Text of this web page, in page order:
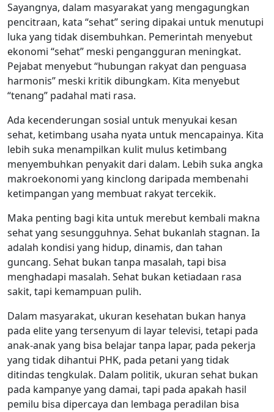
Sayangnya, dalam masyarakat yang mengagungkan
pencitraan, kata “sehat” sering dipakai untuk menutupi
luka yang tidak disembuhkan. Pemerintah menyebut
ekonomi “sehat” meski pengangguran meningkat.
Pejabat menyebut “hubungan rakyat dan penguasa
harmonis” meski kritik dibungkam. Kita menyebut
“tenang” padahal mati rasa.
Ada kecenderungan sosial untuk menyukai kesan
sehat, ketimbang usaha nyata untuk mencapainya. Kita
lebih suka menampilkan kulit mulus ketimbang
menyembuhkan penyakit dari dalam. Lebih suka angka
makroekonomi yang kinclong daripada membenahi
ketimpangan yang membuat rakyat tercekik.
Maka penting bagi kita untuk merebut kembali makna
sehat yang sesungguhnya. Sehat bukanlah stagnan. Ia
adalah kondisi yang hidup, dinamis, dan tahan
guncang. Sehat bukan tanpa masalah, tapi bisa
menghadapi masalah. Sehat bukan ketiadaan rasa
sakit, tapi kemampuan pulih.
Dalam masyarakat, ukuran kesehatan bukan hanya
pada elite yang tersenyum di layar televisi, tetapi pada
anak-anak yang bisa belajar tanpa lapar, pada pekerja
yang tidak dihantui PHK, pada petani yang tidak
ditindas tengkulak. Dalam politik, ukuran sehat bukan
pada kampanye yang damai, tapi pada apakah hasil
pemilu bisa dipercaya dan lembaga peradilan bisa